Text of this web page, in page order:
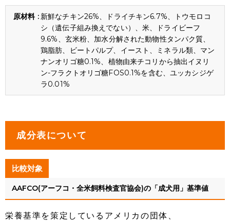
新鮮なチキン26%、ドライチキン6.7%、トウモロコ
シ（遺伝子組み換えでない）、米、ドライビーフ
9.6%、玄米粉、加水分解された動物性タンパク質、
鶏脂肪、ビートパルプ、イースト、ミネラル類、マン
ナンオリゴ糖0.1%、植物由来チコリから抽出イヌリ
ン-フラクトオリゴ糖FOS0.1%を含む、ユッカシジゲ
ラ0.01%
成分表について
比較対象
AAFCO(アーフコ・全米飼料検査官協会)の「成犬用」基準値
栄養基準を策定しているアメリカの団体、